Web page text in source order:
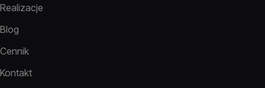
Realizacje
Blog
Cennik
Kontakt